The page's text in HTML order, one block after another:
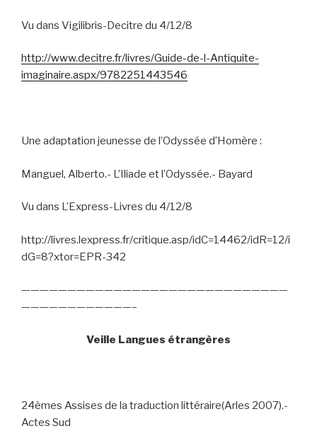
Vu dans Vigilibris-Decitre du 4/12/8
http://www.decitre.fr/livres/Guide-de-l-Antiquite-
imaginaire.aspx/9782251443546
Une adaptation jeunesse de l’Odyssée d’Homère :
Manguel, Alberto.- L’Iliade et l’Odyssée.- Bayard
Vu dans L’Express-Livres du 4/12/8
http://livres.lexpress.fr/critique.asp/idC=14462/idR=12/i
dG=8?xtor=EPR-342
—————————————————————————————
————————————–
Veille Langues étrangères
24èmes Assises de la traduction littéraire(Arles 2007).-
Actes Sud